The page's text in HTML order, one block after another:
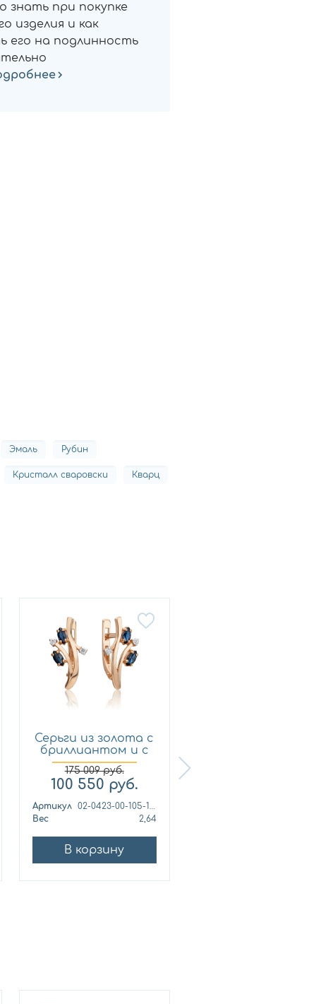
знать при покупке
изделия и как
его на подлинность
Эмаль Рубин
Кристалл сваровски Кварц
Серьги из золота с
бриллиантом и с
са...
175 009руб.
100 550 руб.
Артикул
02-0423-00-105-1110-30
Вес
2,64
В корзину